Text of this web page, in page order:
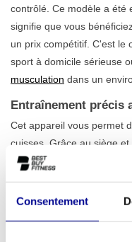
Consentement
contrôlé. Ce modèle a été
signifie que vous
un prix compétitif. C'est le
sport à domicile sérieuse
musculation dans un
Entraînement précis
Cet appareil vous permet
cuisses. Grâce au siège
trouverez toujours la
mouvement est fluide et